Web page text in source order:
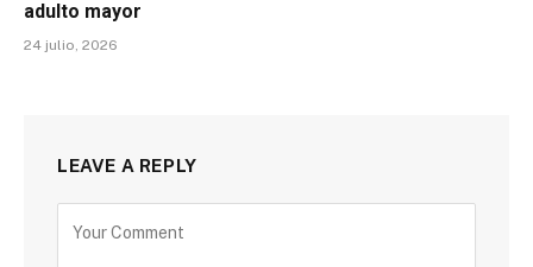
adulto mayor
24 julio, 2026
LEAVE A REPLY